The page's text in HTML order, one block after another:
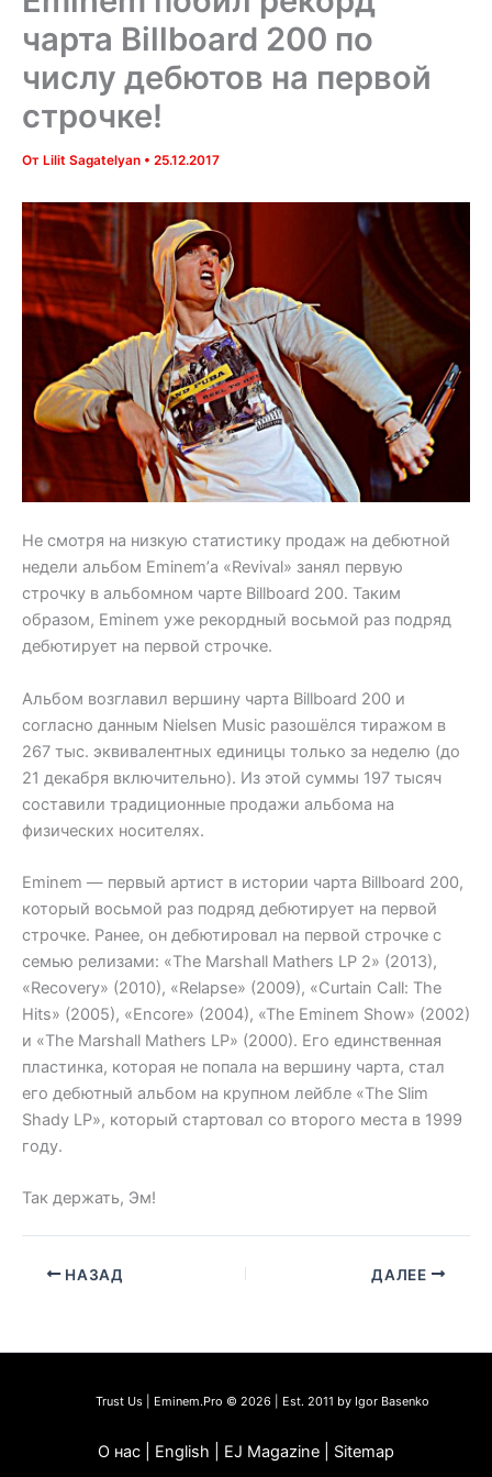
чарта Billboard 200 по
числу дебютов на первой
строчке!
От Lilit Sagatelyan • 25.12.2017
Не смотря на низкую статистику продаж на дебютной
недели альбом Eminem’а «Revival» занял первую
строчку в альбомном чарте Billboard 200. Таким
образом, Eminem уже рекордный восьмой раз подряд
дебютирует на первой строчке.
Альбом возглавил вершину чарта Billboard 200 и
согласно данным Nielsen Music разошёлся тиражом в
267 тыс. эквивалентных единицы только за неделю (до
21 декабря включительно). Из этой суммы 197 тысяч
составили традиционные продажи альбома на
физических носителях.
Eminem — первый артист в истории чарта Billboard 200,
который восьмой раз подряд дебютирует на первой
строчке. Ранее, он дебютировал на первой строчке с
семью релизами: «The Marshall Mathers LP 2» (2013),
«Recovery» (2010), «Relapse» (2009), «Curtain Call: The
Hits» (2005), «Encore» (2004), «The Eminem Show» (2002)
и «The Marshall Mathers LP» (2000). Его единственная
пластинка, которая не попала на вершину чарта, стал
его дебютный альбом на крупном лейбле «The Slim
Shady LP», который стартовал со второго места в 1999
году.
Так держать, Эм!
НАЗАД ДАЛЕЕ
Trust Us | Eminem.Pro © 2026 | Est. 2011 by Igor Basenko
О нас | English | EJ Magazine | Sitemap